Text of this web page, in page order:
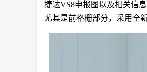
捷达VS8申报图以及相关信
尤其是前格栅部分，采用全